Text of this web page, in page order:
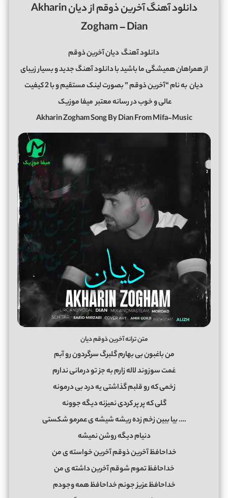
دانلود آهنگ آخرین ذوقم از دیان Akharin
Zogham – Dian
دانلود آهنگدیان آخرین ذوقم
از همراهان همیشگی ما باشید با دانلود آهنگ جدید و بسیار زیبای
دیان
به نام “آخرین ذوقم ” بصورت لینک مستقیم و با 2 کیفیت
عالی و خوب در رسانه معتبرمیفا موزیک
Akharin Zogham Song By Dian From Mifa-Music
متن ترانه آخرین ذوقم دیان
من باغبون بی بهارم گلبرگ سرگردون رو آبم
غمت سوزوند لاله زارم به جز تو درمانی ندارم
زخمی که رو قلبم گذاشتی یه درد بی درمونه
گلی که پر پر کردی نمیزنه دیگه جوونه
…. بیا ببین زخم زده ریشه شیشه ی عمرمو شکستی
دنیام دیگه روشن نمیشه
خداحافظ آخرین ذوقم آخرین خواسته ی من
خداحافظ تموم شوقم آخرین داشته ی من
خداحافظ عزیز جونم خداحافظ همه وجودم